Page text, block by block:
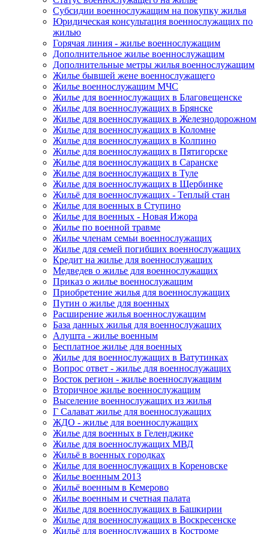
Субсидии военнослужащим на покупку жилья
Юридическая консультация военнослужащих по
жилью
Горячая линия - жилье военнослужащим
Дополнительное жилье военнослужащим
Дополнительные метры жилья военнослужащим
Жилье бывшей жене военнослужащего
Жилье военнослужащим МЧС
Жилье для военнослужащих в Благовещенске
Жилье для военнослужащих в Брянске
Жилье для военнослужащих в Железнодорожном
Жилье для военнослужащих в Коломне
Жилье для военнослужащих в Колпино
Жилье для военнослужащих в Пятигорске
Жилье для военнослужащих в Саранске
Жилье для военнослужащих в Туле
Жилье для военнослужащих в Щербинке
Жильё для военнослужащих - Теплый стан
Жилье для военных в Ступино
Жилье для военных - Новая Ижора
Жилье по военной травме
Жилье членам семьи военнослужащих
Жилье для семей погибших военнослужащих
Кредит на жилье для военнослужащих
Медведев о жилье для военнослужащих
Приказ о жилье военнослужащим
Приобретение жилья для военнослужащих
Путин о жилье для военных
Расширение жилья военнослужащим
База данных жилья для военнослужащих
Алушта - жилье военным
Бесплатное жилье для военных
Жилье для военнослужащих в Ватутинках
Вопрос ответ - жилье для военнослужащих
Восток регион - жилье военнослужащим
Вторичное жилье военнослужащим
Выселение военнослужащих из жилья
Г Салават жилье для военнослужащих
ЖДО - жилье для военнослужащих
Жилье для военных в Геленджике
Жилье для военнослужащих МВД
Жильё в военных городках
Жилье для военнослужащих в Кореновске
Жилье военным 2013
Жильё военным в Кемерово
Жилье военным и счетная палата
Жилье для военнослужащих в Башкирии
Жилье для военнослужащих в Воскресенске
Жильё для военнослужащих в Костроме